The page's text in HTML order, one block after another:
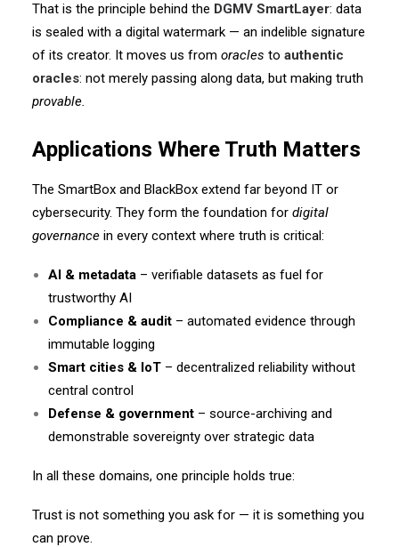
That is the principle behind the DGMV SmartLayer: data
is sealed with a digital watermark — an indelible signature
of its creator. It moves us from oracles to authentic
oracles: not merely passing along data, but making truth
provable.
Applications Where Truth Matters
The SmartBox and BlackBox extend far beyond IT or
cybersecurity. They form the foundation for digital
governance in every context where truth is critical:
AI & metadata – verifiable datasets as fuel for
trustworthy AI
Compliance & audit – automated evidence through
immutable logging
Smart cities & IoT – decentralized reliability without
central control
Defense & government – source-archiving and
demonstrable sovereignty over strategic data
In all these domains, one principle holds true:
Trust is not something you ask for — it is something you
can prove.